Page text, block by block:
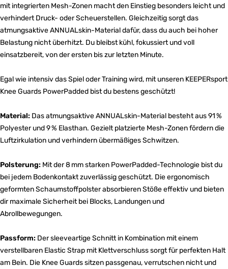
mit integrierten Mesh-Zonen macht den Einstieg besonders leicht und
verhindert Druck- oder Scheuerstellen. Gleichzeitig sorgt das
atmungsaktive ANNUALskin-Material dafür, dass du auch bei hoher
Belastung nicht überhitzt. Du bleibst kühl, fokussiert und voll
einsatzbereit, von der ersten bis zur letzten Minute.
Egal wie intensiv das Spiel oder Training wird, mit unseren KEEPERsport
Knee Guards PowerPadded bist du bestens geschützt!
Material: Das atmungsaktive ANNUALskin-Material besteht aus 91 %
Polyester und 9 % Elasthan. Gezielt platzierte Mesh-Zonen fördern die
Luftzirkulation und verhindern übermäßiges Schwitzen.
Polsterung: Mit der 8 mm starken PowerPadded-Technologie bist du
bei jedem Bodenkontakt zuverlässig geschützt. Die ergonomisch
geformten Schaumstoffpolster absorbieren Stöße effektiv und bieten
dir maximale Sicherheit bei Blocks, Landungen und
Abrollbewegungen.
Passform: Der sleeveartige Schnitt in Kombination mit einem
verstellbaren Elastic Strap mit Klettverschluss sorgt für perfekten Halt
am Bein. Die Knee Guards sitzen passgenau, verrutschen nicht und